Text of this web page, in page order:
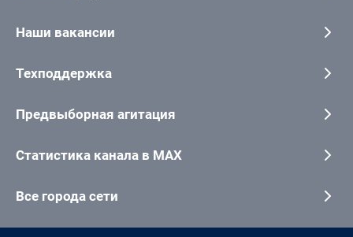
Наши вакансии
Техподдержка
Предвыборная агитация
Статистика канала в MAX
Все города сети